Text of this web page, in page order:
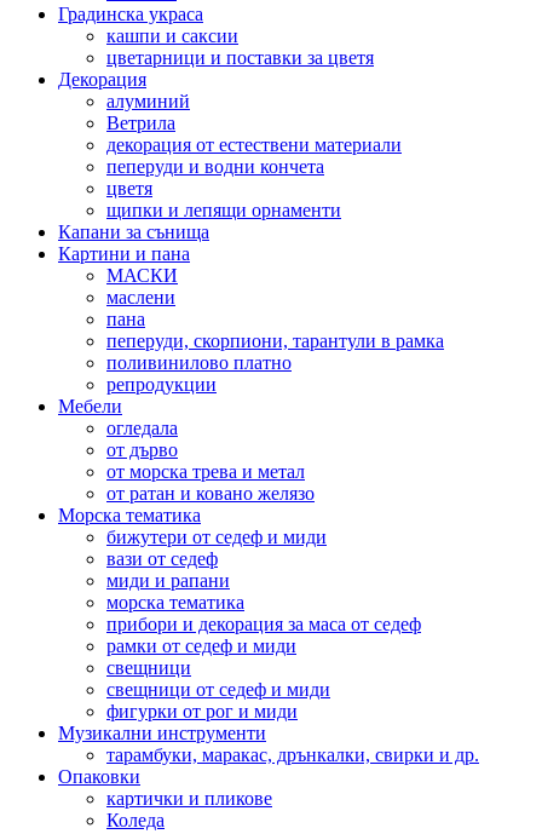
Градинска украса
кашпи и саксии
цветарници и поставки за цветя
Декорация
алуминий
Ветрила
декорация от естествени материали
пеперуди и водни кончета
цветя
щипки и лепящи орнаменти
Капани за сънища
Картини и пана
МАСКИ
маслени
пана
пеперуди, скорпиони, тарантули в рамка
поливинилово платно
репродукции
Мебели
огледала
от дърво
от морска трева и метал
от ратан и ковано желязо
Морска тематика
бижутери от седеф и миди
вази от седеф
миди и рапани
морска тематика
прибори и декорация за маса от седеф
рамки от седеф и миди
свещници
свещници от седеф и миди
фигурки от рог и миди
Музикални инструменти
тарамбуки, маракас, дрънкалки, свирки и др.
Опаковки
картички и пликове
Коледа